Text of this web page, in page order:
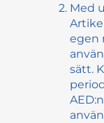
Med
egen
sätt.